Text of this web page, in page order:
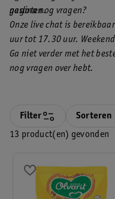
pagina nog vragen?
gesloten.
Onze live chat is
uur tot 17.30 uur.
Ga niet verder met het
nog vragen over hebt.
13 product(en) gevonden
Filter Sorteren